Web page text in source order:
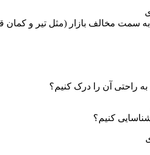
مخالف بازار (مثل تیر و کمان
راحتی آن را درک کنیم؟
کنیم؟